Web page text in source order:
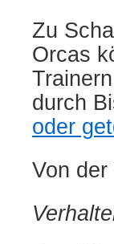
Zu
Orcas
durch
oder
Von der